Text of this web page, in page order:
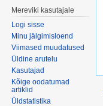
Mereviki kasutajale
Logi sisse
Minu jälgimisloend
Viimased muudatused
Üldine arutelu
Kasutajad
Kõige oodatumad
artiklid
Üldstatistika